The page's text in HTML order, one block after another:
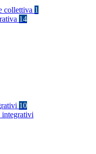
collettiva 1
14
10
integrativi